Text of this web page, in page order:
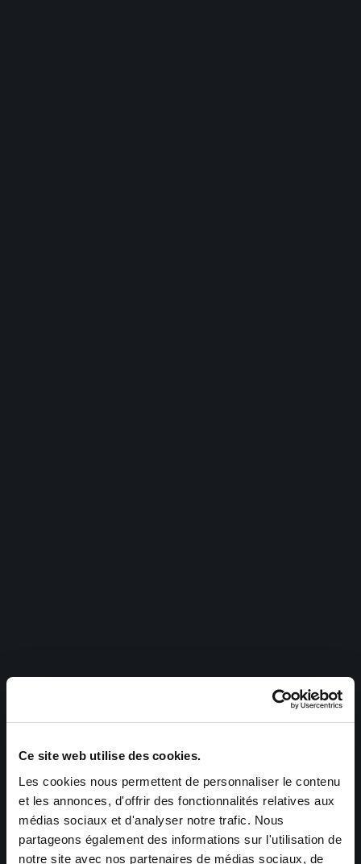
Ce site web utilise des cookies.
Les cookies nous permettent de personnaliser le contenu
et les annonces, d'offrir des fonctionnalités relatives aux
médias sociaux et d'analyser notre trafic. Nous
partageons également des informations sur l'utilisation de
notre site avec nos partenaires de médias sociaux, de